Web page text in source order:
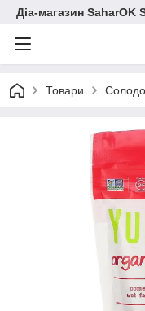
Діа-магазин SaharOK
Товари